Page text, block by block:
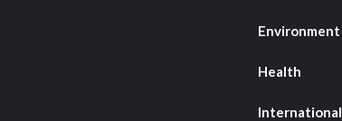
Environment
Health
International